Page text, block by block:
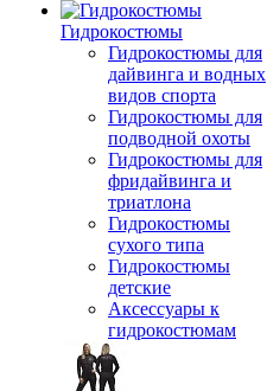
Гидрокостюмы
Гидрокостюмы для
дайвинга и водных
видов спорта
Гидрокостюмы для
подводной охоты
Гидрокостюмы для
фридайвинга и
триатлона
Гидрокостюмы
сухого типа
Гидрокостюмы
детские
Аксессуары к
гидрокостюмам